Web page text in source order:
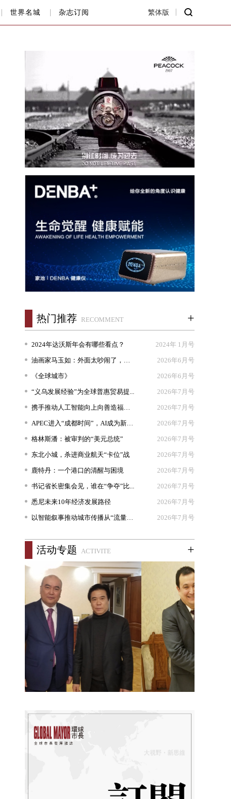
世界名城 杂志订阅 繁体版
热门推荐 RECOMMENT +
2024年达沃斯年会有哪些看点？ 2024年 1月号
油画家马玉如：外面太吵闹了，我想... 2026年6月号
《全球城市》 2026年6月号
“义乌发展经验”为全球普惠贸易提... 2026年7月号
携手推动人工智能向上向善造福人类 2026年7月号
APEC进入“成都时间”，AI成为新坐... 2026年7月号
格林斯潘：被审判的“美元总统” 2026年7月号
东北小城，杀进商业航天“卡位”战 2026年7月号
鹿特丹：一个港口的清醒与困境 2026年7月号
书记省长密集会见，谁在“争夺”比... 2026年7月号
悉尼未来10年经济发展路径 2026年7月号
以智能叙事推动城市传播从“流量出... 2026年7月号
活动专题 ACTIVITE +